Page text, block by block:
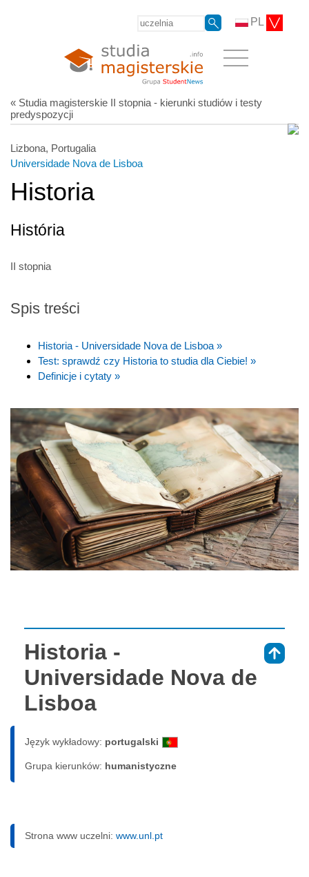
PL
« Studia magisterskie II stopnia - kierunki studiów i testy
predyspozycji
Lizbona, Portugalia
Universidade Nova de Lisboa
Historia
História
II stopnia
Spis treści
Historia - Universidade Nova de Lisboa »
Test: sprawdź czy Historia to studia dla Ciebie! »
Definicje i cytaty »
Historia -
Universidade Nova de
Lisboa
Język wykładowy: portugalski
Grupa kierunków: humanistyczne
Strona www uczelni: www.unl.pt